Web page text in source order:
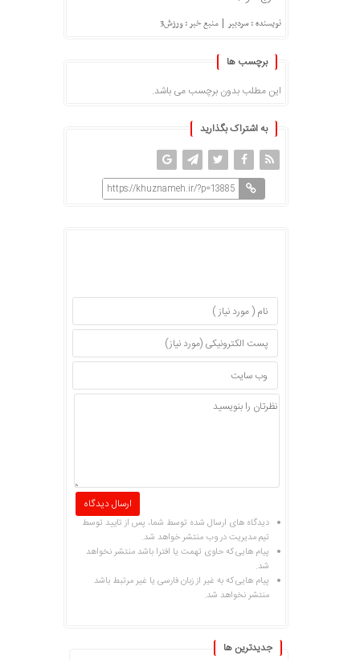
نویسنده : سردبیر | منبع خبر : ورزش3
برچسب ها
این مطلب بدون برچسب می باشد.
به اشتراک بگذارید
https://khuznameh.ir/?p=13885
دیدگاه های ارسال شده توسط شما، پس از تایید توسط
تیم مدیریت در وب منتشر خواهد شد.
پیام هایی که حاوی تهمت یا افترا باشد منتشر نخواهد
شد.
پیام هایی که به غیر از زبان فارسی یا غیر مرتبط باشد
منتشر نخواهد شد.
جديدترين ها